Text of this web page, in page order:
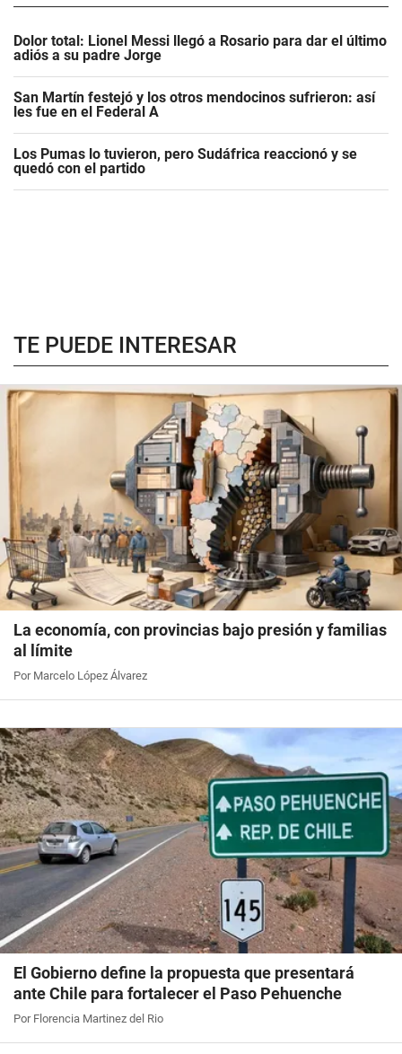
Dolor total: Lionel Messi llegó a Rosario para dar el último
adiós a su padre Jorge
San Martín festejó y los otros mendocinos sufrieron: así
les fue en el Federal A
Los Pumas lo tuvieron, pero Sudáfrica reaccionó y se
quedó con el partido
TE PUEDE INTERESAR
La economía, con provincias bajo presión y familias
al límite
Por Marcelo López Álvarez
El Gobierno define la propuesta que presentará
ante Chile para fortalecer el Paso Pehuenche
Por Florencia Martinez del Rio